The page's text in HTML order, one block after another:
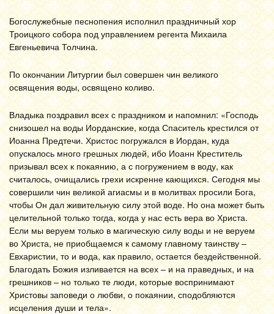
Богослужебные песнопения исполнил праздничный хор
Троицкого собора под управлением регента Михаила
Евгеньевича Толчина.
По окончании Литургии был совершен чин великого
освящения воды, освящено коливо.
Владыка поздравил всех с праздником и напомнил: «Господь
снизошел на воды Иорданские, когда Спаситель крестился от
Иоанна Предтечи. Христос погружался в Иордан, куда
опускалось много грешных людей, ибо Иоанн Креститель
призывал всех к покаянию, а с погружением в воду, как
считалось, очищались грехи искренне кающихся. Сегодня мы
совершили чин великой агиасмы и в молитвах просили Бога,
чтобы Он дал живительную силу этой воде. Но она может быть
целительной только тогда, когда у нас есть вера во Христа.
Если мы веруем только в магическую силу воды и не веруем
во Христа, не приобщаемся к самому главному таинству –
Евхаристии, то и вода, как правило, остается бездейственной.
Благодать Божия изливается на всех – и на праведных, и на
грешников – но только те люди, которые воспринимают
Христовы заповеди о любви, о покаянии, сподобляются
исцеления души и тела».